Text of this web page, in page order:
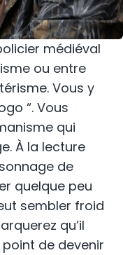
médiéval
ou entre
Vous y
“. Vous
qui
À la lecture
de
quelque peu
sembler froid
qu’il
de devenir